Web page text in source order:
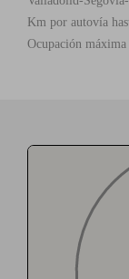
Km por autovía
Ocupación